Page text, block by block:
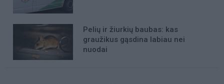
Pelių ir žiurkių baubas: kas
graužikus gąsdina labiau nei
nuodai